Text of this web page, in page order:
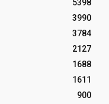
5398
3990
3784
2127
1688
1611
900